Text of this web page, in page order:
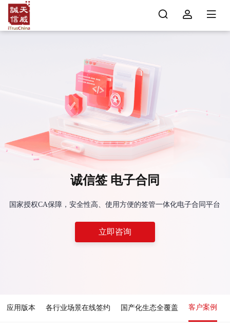
诚信签 电子合同
国家授权CA保障，安全性高、使用方便的签管一体化电子合同平台
立即咨询
应用版本 各行业场景在线签约 国产化生态全覆盖 客户案例